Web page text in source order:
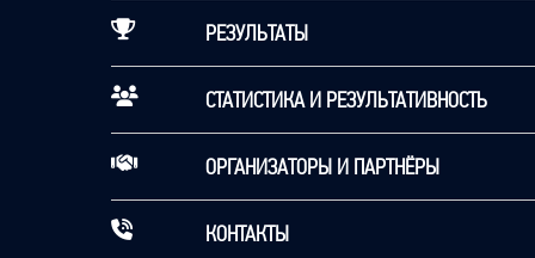
РЕЗУЛЬТАТЫ
СТАТИСТИКА И РЕЗУЛЬТАТИВНОСТЬ
ОРГАНИЗАТОРЫ И ПАРТНЁРЫ
КОНТАКТЫ